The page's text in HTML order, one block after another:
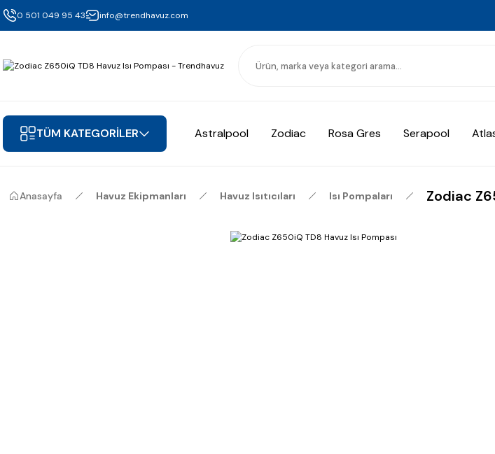
0 501 049 95 43 info@trendhavuz.com
TÜM KATEGORİLER Astralpool Zodiac Rosa Gres Serapool
Anasayfa Havuz Ekipmanları Havuz Isıtıcıları Isı Pompaları Zodiac